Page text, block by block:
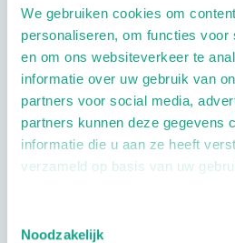
We gebruiken cookies om
personaliseren, om functies voor
en om ons websiteverkeer te
informatie over uw gebruik van
partners voor social media,
partners kunnen deze gegevens
informatie die u aan ze heeft
verzameld op basis van uw
Noodzakelijk
Openingstijden
Dag Tijd